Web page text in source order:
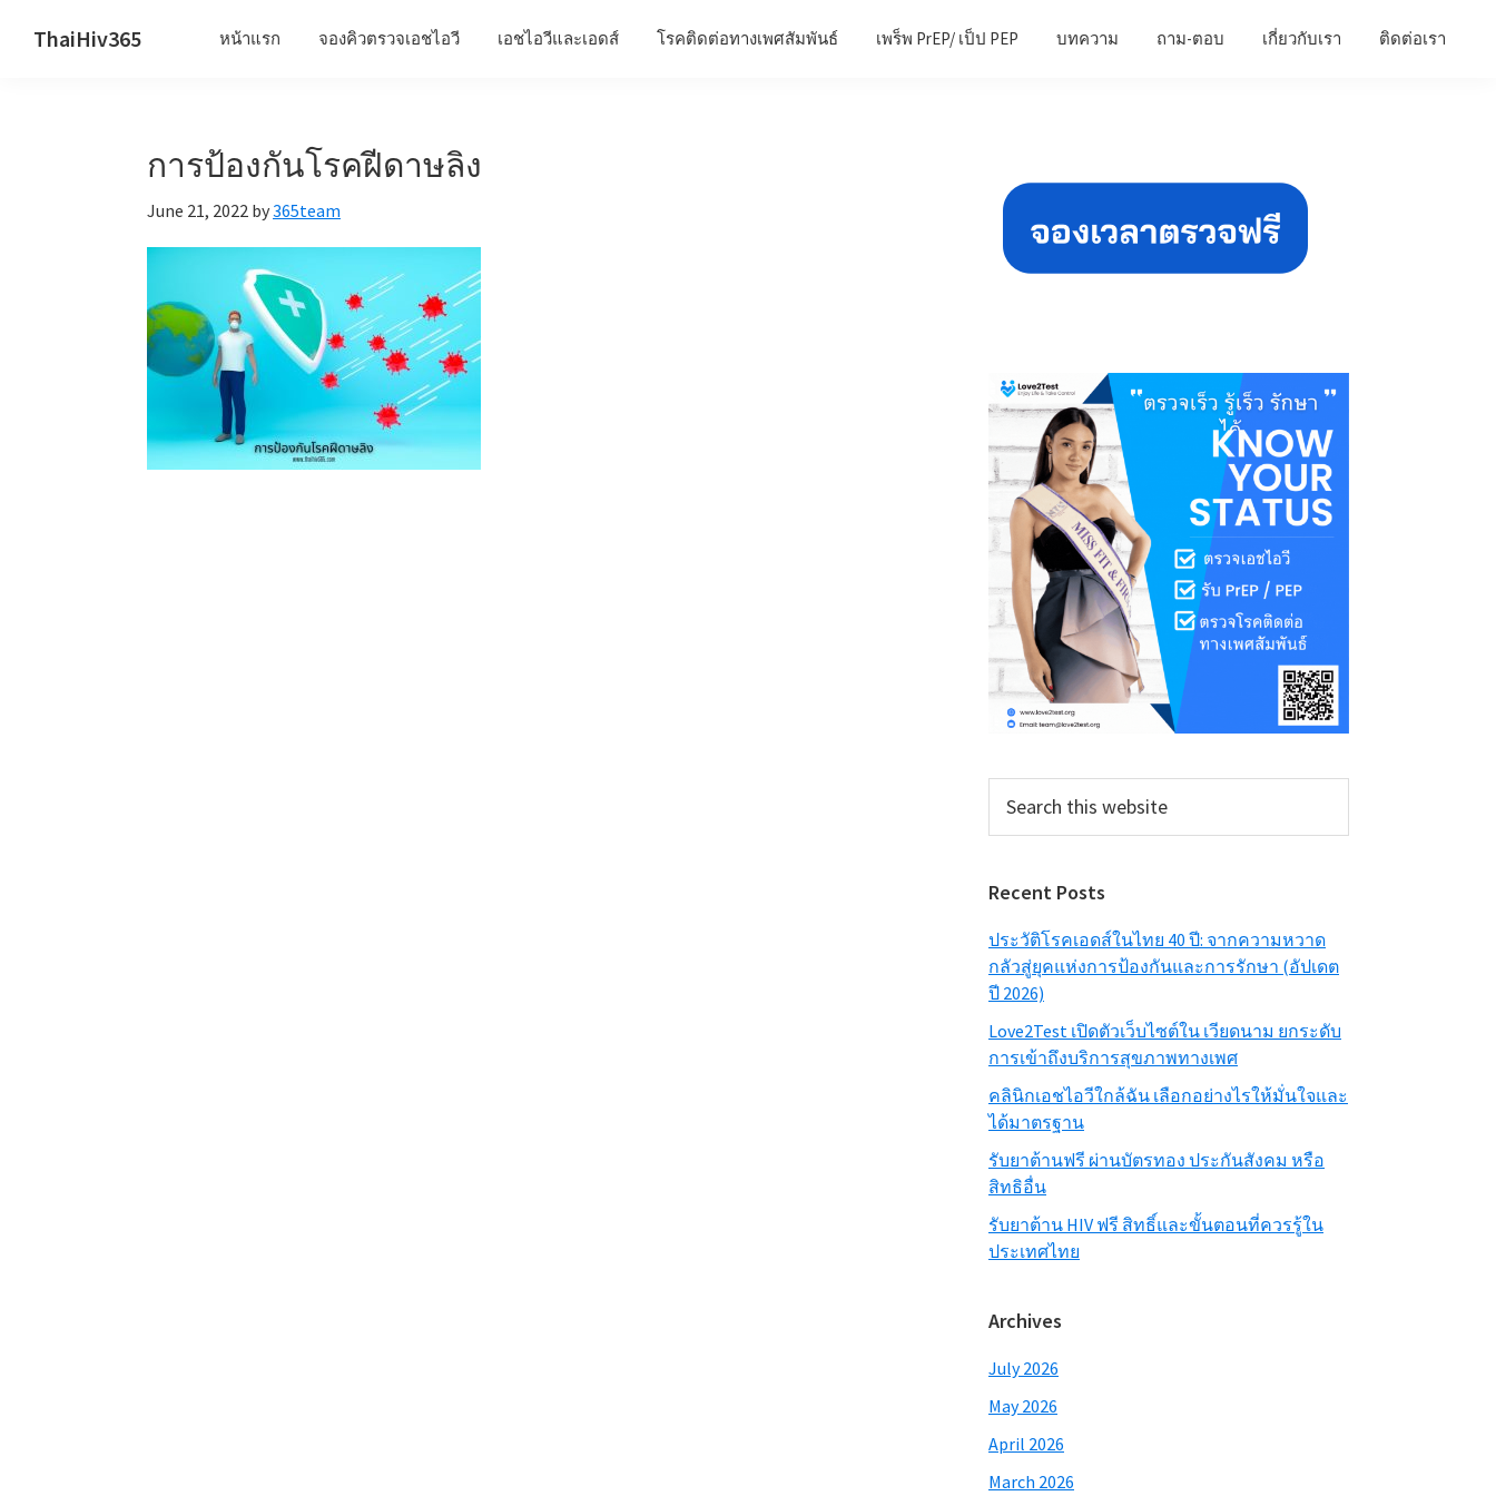
ThaiHiv365 หน้าแรก จองคิวตรวจเอชไอวี เอชไอวีและเอดส์ โรคติดต่อทางเพศสัมพันธ์ เพร็พ PrEP/ เป็ป PEP บทความ ถาม-ตอบ เกี่ยวกับเรา ติดต่อเรา
การป้องกันโรคฝีดาษลิง
June 21, 2022 by365team
Sidebar
this
Recent Posts
ประวัติโรคเอดส์ในไทย 40 ปี: จากความหวาด
กลัวสู่ยุคแห่งการป้องกันและการรักษา (อัปเดต
ปี 2026)
Love2Test เปิดตัวเว็บไซต์ใน เวียดนาม ยกระดับ
การเข้าถึงบริการสุขภาพทางเพศ
คลินิกเอชไอวีใกล้ฉัน เลือกอย่างไรให้มั่นใจและ
ได้มาตรฐาน
รับยาต้านฟรี ผ่านบัตรทอง ประกันสังคม หรือ
สิทธิอื่น
รับยาต้าน HIV ฟรี สิทธิ์และขั้นตอนที่ควรรู้ใน
ประเทศไทย
Archives
July 2026
May 2026
April 2026
March 2026